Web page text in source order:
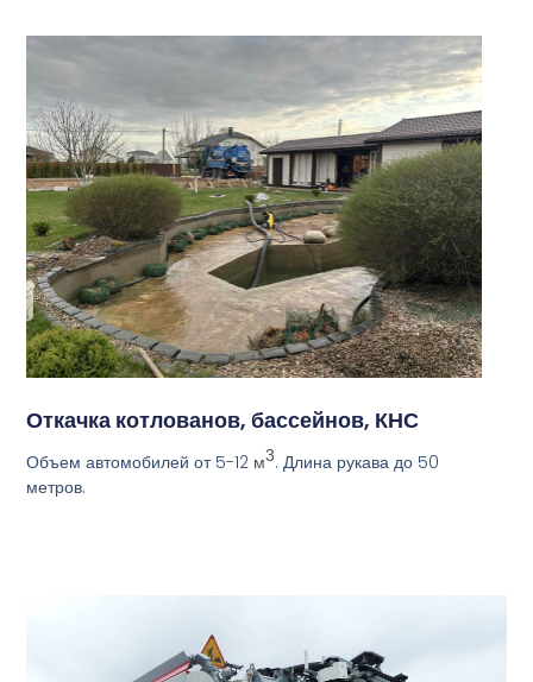
Откачка котлованов, бассейнов, КНС
Объем автомобилей от 5-12 м3. Длина рукава до 50
метров.